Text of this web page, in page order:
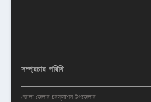
সম্প্রচার পরিধি
ভোলা জেলার চরফ্যাশন উপজেলার